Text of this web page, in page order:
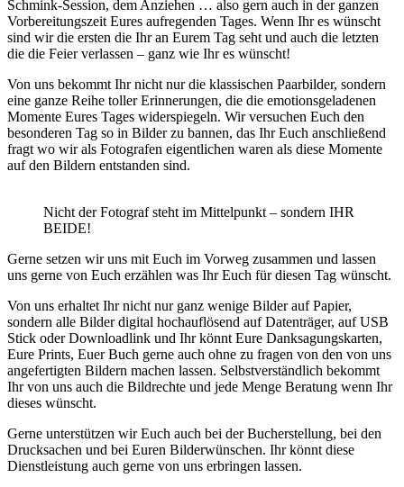
Schmink-Session, dem Anziehen … also gern auch in der ganzen
Vorbereitungszeit Eures aufregenden Tages. Wenn Ihr es wünscht
sind wir die ersten die Ihr an Eurem Tag seht und auch die letzten
die die Feier verlassen – ganz wie Ihr es wünscht!
Von uns bekommt Ihr nicht nur die klassischen Paarbilder, sondern
eine ganze Reihe toller Erinnerungen, die die emotionsgeladenen
Momente Eures Tages widerspiegeln. Wir versuchen Euch den
besonderen Tag so in Bilder zu bannen, das Ihr Euch anschließend
fragt wo wir als Fotografen eigentlichen waren als diese Momente
auf den Bildern entstanden sind.
Nicht der Fotograf steht im Mittelpunkt – sondern IHR
BEIDE!
Gerne setzen wir uns mit Euch im Vorweg zusammen und lassen
uns gerne von Euch erzählen was Ihr Euch für diesen Tag wünscht.
Von uns erhaltet Ihr nicht nur ganz wenige Bilder auf Papier,
sondern alle Bilder digital hochauflösend auf Datenträger, auf USB
Stick oder Downloadlink und Ihr könnt Eure Danksagungskarten,
Eure Prints, Euer Buch gerne auch ohne zu fragen von den von uns
angefertigten Bildern machen lassen. Selbstverständlich bekommt
Ihr von uns auch die Bildrechte und jede Menge Beratung wenn Ihr
dieses wünscht.
Gerne unterstützen wir Euch auch bei der Bucherstellung, bei den
Drucksachen und bei Euren Bilderwünschen. Ihr könnt diese
Dienstleistung auch gerne von uns erbringen lassen.